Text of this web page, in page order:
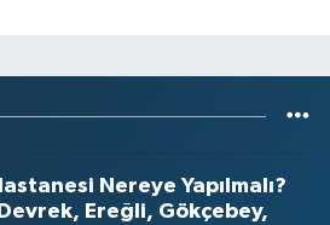
Nereye Yapılmalı?
Ereğli, Gökçebey,